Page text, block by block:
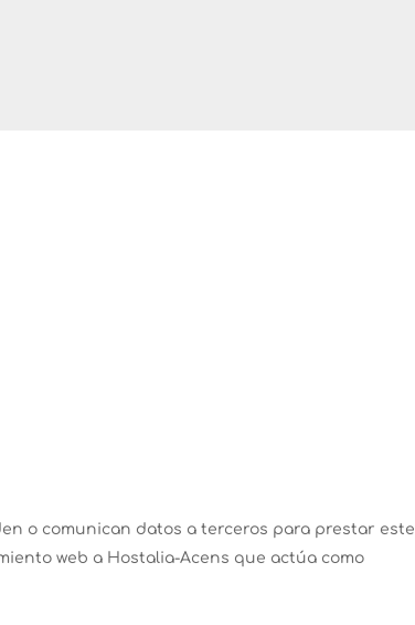
o comunican datos a terceros para prestar este
web a Hostalia-Acens que actúa como